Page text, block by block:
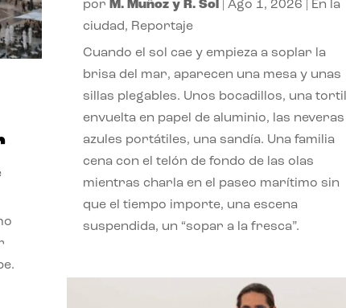
por M. Muñoz y R. Sol Ago 1, 2026
En la
ciudad, Reportaje
Cuando el sol cae y empieza a soplar la
brisa del mar, aparecen una mesa y unas
sillas plegables. Unos bocadillos, una
envuelta en papel de aluminio, las neveras
azules portátiles, una sandía. Una familia
cena con el telón de fondo de las olas
mientras charla en el paseo marítimo sin
que el tiempo importe, una escena
suspendida, un “sopar a la fresca”.